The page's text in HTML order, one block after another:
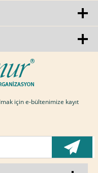
için e-bültenimize kayıt